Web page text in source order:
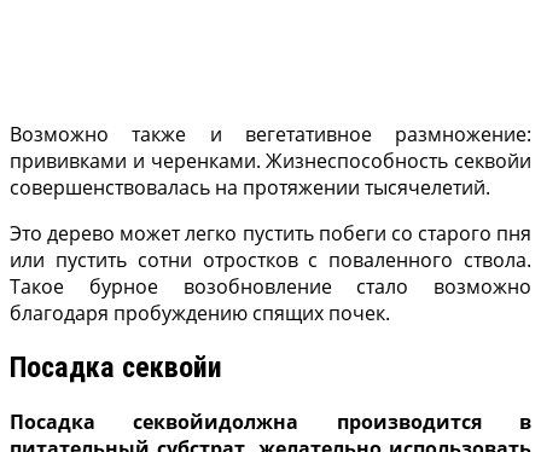
Возможно также и вегетативное размножение:
прививками и черенками. Жизнеспособность секвойи
совершенствовалась на протяжении тысячелетий.
Это дерево может легко пустить побеги со старого пня
или пустить сотни отростков с поваленного ствола.
Такое бурное возобновление стало возможно
благодаря пробуждению спящих почек.
Посадка секвойи
Посадка секвойидолжна производится в